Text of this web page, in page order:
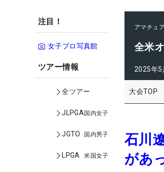
注目！
女子プロ写真館
ツアー情報
全ツアー
JLPGA国内女子
JGTO 国内男子
LPGA 米国女子
アマチュ
全米
2025年
大会TOP
石川
があ